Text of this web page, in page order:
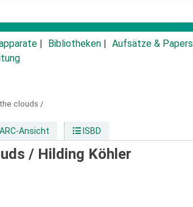
Bibliotheken Aufsätze & Papers
clouds /
Ansicht ISBD
/ Hilding Köhler